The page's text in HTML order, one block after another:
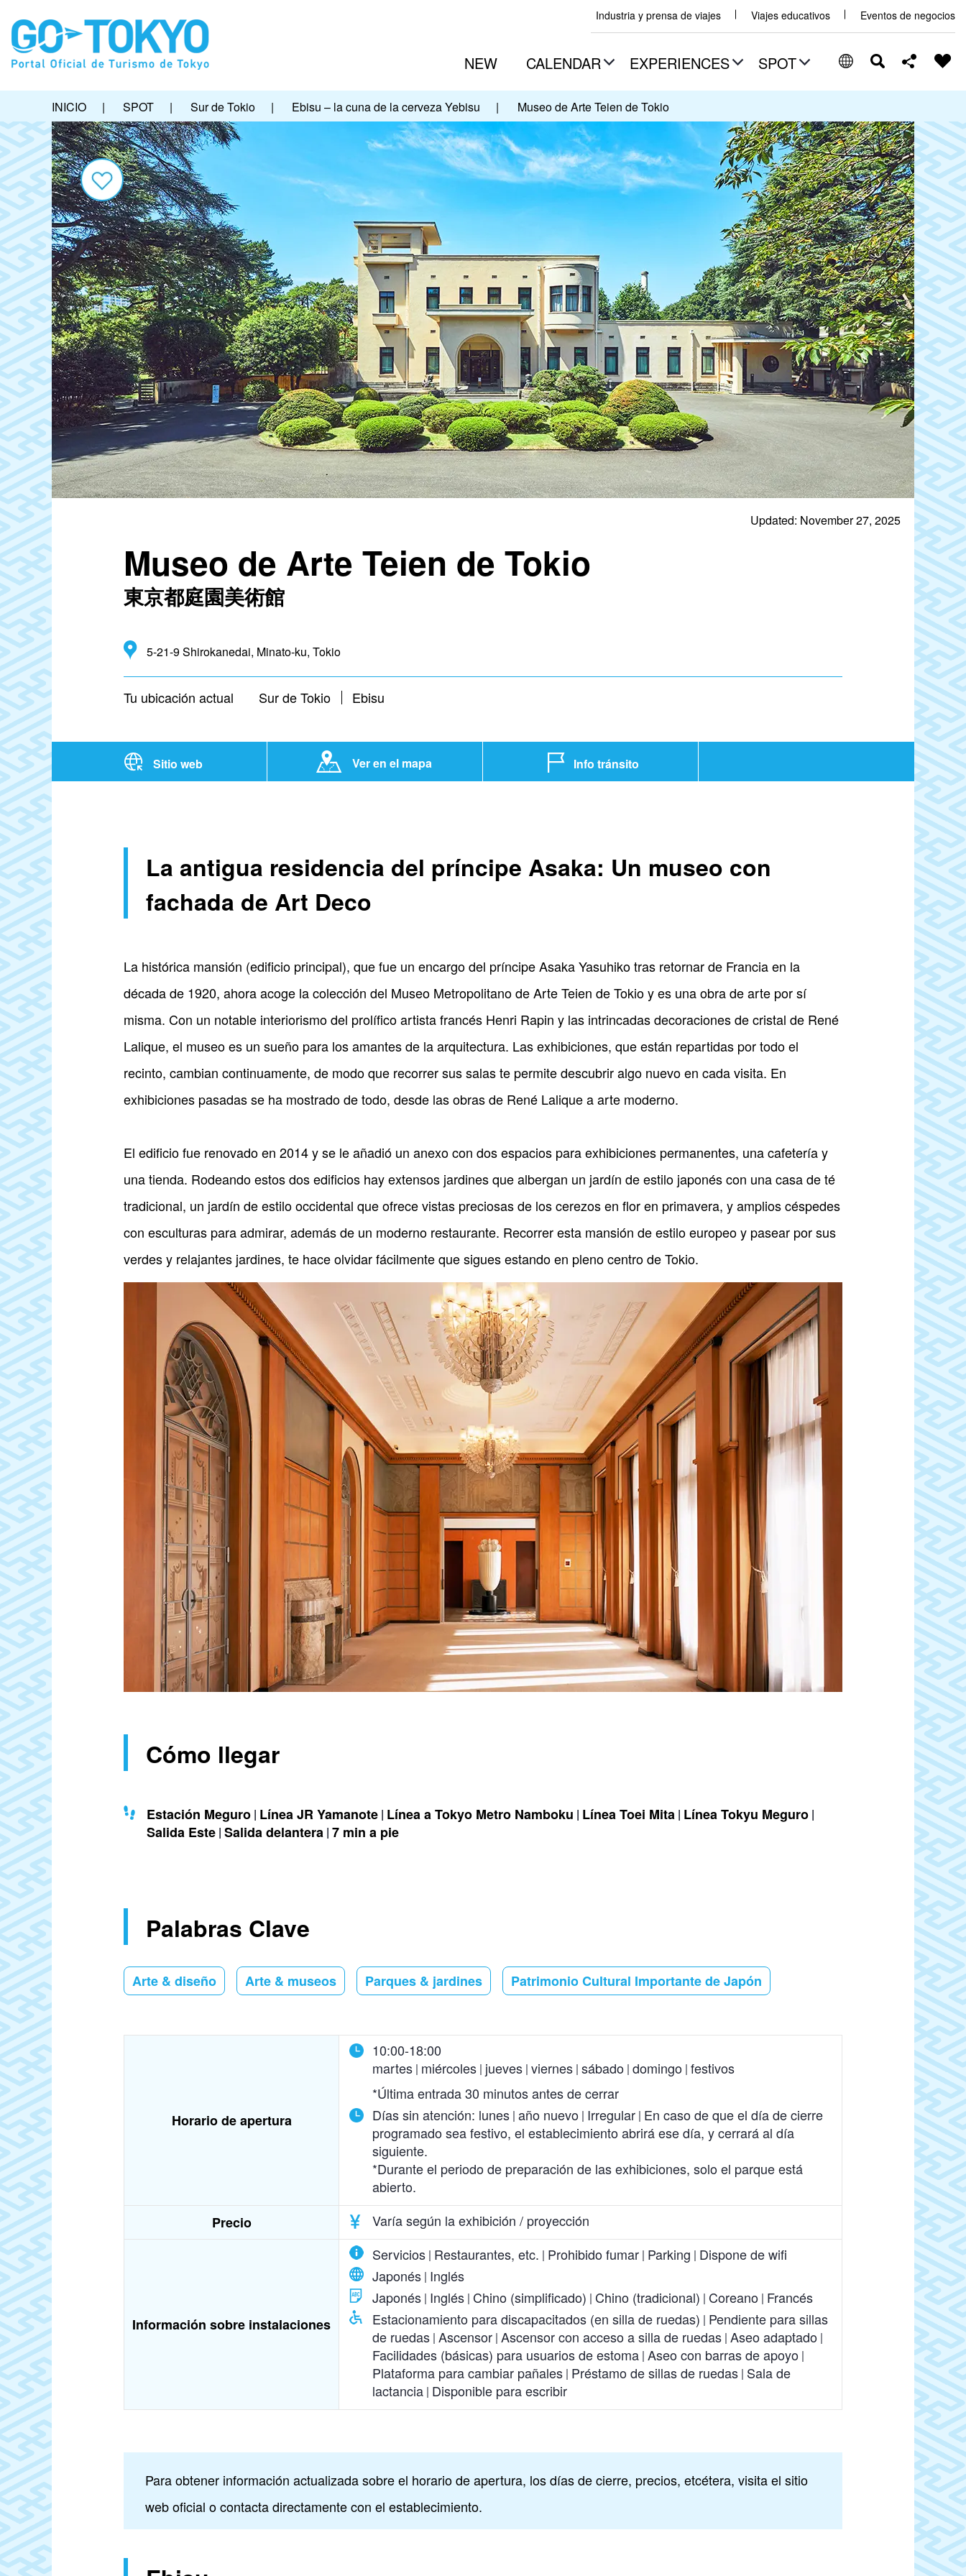
Industria y prensa de viajes Viajes educativos Eventos de negocios
NEW CALENDAR EXPERIENCES SPOT
INICIO | SPOT | Sur de Tokio | Ebisu – la cuna de la cerveza Yebisu | Museo de Arte Teien de Tokio
Updated: November 27, 2025
Museo de Arte Teien de Tokio
東京都庭園美術館
5-21-9 Shirokanedai, Minato-ku, Tokio
Tu ubicación actual Sur de Tokio Ebisu
Sitio web Ver en el mapa Info tránsito
La antigua residencia del príncipe Asaka: Un museo con
fachada de Art Deco
La histórica mansión (edificio principal), que fue un encargo del príncipe Asaka Yasuhiko tras retornar de Francia en la
década de 1920, ahora acoge la colección del Museo Metropolitano de Arte Teien de Tokio y es una obra de arte por sí
misma. Con un notable interiorismo del prolífico artista francés Henri Rapin y las intrincadas decoraciones de cristal de René
Lalique, el museo es un sueño para los amantes de la arquitectura. Las exhibiciones, que están repartidas por todo el
recinto, cambian continuamente, de modo que recorrer sus salas te permite descubrir algo nuevo en cada visita. En
exhibiciones pasadas se ha mostrado de todo, desde las obras de René Lalique a arte moderno.
El edificio fue renovado en 2014 y se le añadió un anexo con dos espacios para exhibiciones permanentes, una cafetería y
una tienda. Rodeando estos dos edificios hay extensos jardines que albergan un jardín de estilo japonés con una casa de té
tradicional, un jardín de estilo occidental que ofrece vistas preciosas de los cerezos en flor en primavera, y amplios céspedes
con esculturas para admirar, además de un moderno restaurante. Recorrer esta mansión de estilo europeo y pasear por sus
verdes y relajantes jardines, te hace olvidar fácilmente que sigues estando en pleno centro de Tokio.
Cómo llegar
Estación Meguro Línea JR Yamanote Línea a Tokyo Metro Namboku Línea Toei Mita Línea Tokyu Meguro
Salida Este Salida delantera 7 min a pie
Palabras Clave
Arte & diseño Arte & museos Parques & jardines Patrimonio Cultural Importante de Japón
Horario de apertura
10:00-18:00
martes miércoles jueves viernes sábado domingo festivos
*Última entrada 30 minutos antes de cerrar
Días sin atención: lunes año nuevo Irregular En caso de que el día de cierre
programado sea festivo, el establecimiento abrirá ese día, y cerrará al día
siguiente.
*Durante el periodo de preparación de las exhibiciones, solo el parque está
abierto.
Precio
Varía según la exhibición / proyección
Información sobre instalaciones
Servicios Restaurantes, etc. Prohibido fumar Parking Dispone de wifi
Japonés Inglés
Japonés Inglés Chino (simplificado) Chino (tradicional) Coreano Francés
Estacionamiento para discapacitados (en silla de ruedas) Pendiente para sillas
de ruedas Ascensor Ascensor con acceso a silla de ruedas Aseo adaptado
Facilidades (básicas) para usuarios de estoma Aseo con barras de apoyo
Plataforma para cambiar pañales Préstamo de sillas de ruedas Sala de
lactancia Disponible para escribir
Para obtener información actualizada sobre el horario de apertura, los días de cierre, precios, etcétera, visita el sitio
web oficial o contacta directamente con el establecimiento.